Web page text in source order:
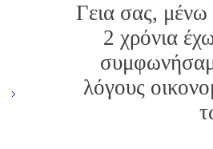
Γεια σας, μένω
2 χρόνια
λόγους